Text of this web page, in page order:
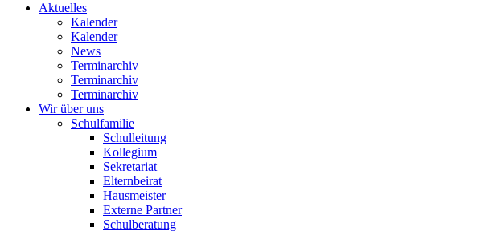
Aktuelles
Kalender
Kalender
News
Terminarchiv
Terminarchiv
Terminarchiv
Wir über uns
Schulfamilie
Schulleitung
Kollegium
Sekretariat
Elternbeirat
Hausmeister
Externe Partner
Schulberatung